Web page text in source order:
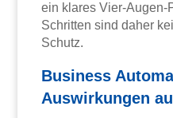
ein klares Vier-Augen-
Schritten sind daher
Schutz.
Business
Auswirkungen